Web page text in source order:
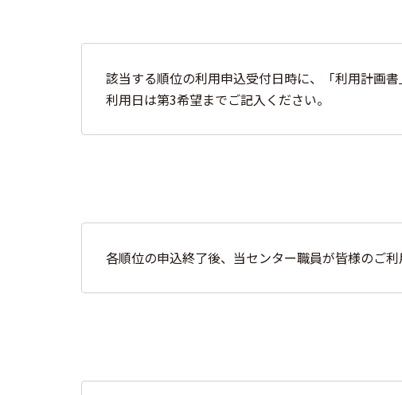
該当する順位の利用申込受付日時に、「利用計画書
利用日は第3希望までご記入ください。
各順位の申込終了後、当センター職員が皆様のご